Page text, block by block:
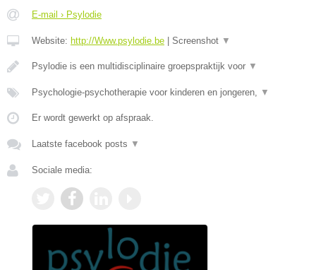
E-mail › Psylodie
Website: http://Www.psylodie.be Screenshot ▼
Psylodie is een multidisciplinaire groepspraktijk voor ▼
Psychologie-psychotherapie voor kinderen en jongeren, ▼
Er wordt gewerkt op afspraak.
Laatste facebook posts ▼
Sociale media: